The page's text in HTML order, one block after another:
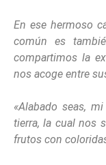
En ese hermoso
común es
compartimos la
nos acoge entre
«Alabado seas,
tierra, la cual nos
frutos con